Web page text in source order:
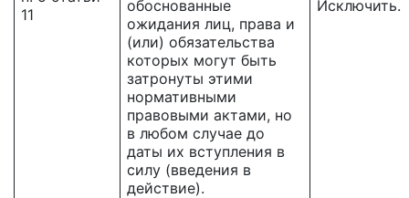
11
обоснованные
ожидания лиц, права и
(или) обязательства
которых могут быть
затронуты этими
нормативными
правовыми актами, но
в любом случае до
даты их вступления в
силу (введения в
действие).
Исключить.